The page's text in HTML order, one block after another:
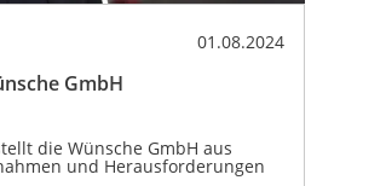
01.08.2024
GmbH
die Wünsche GmbH aus
und Herausforderungen